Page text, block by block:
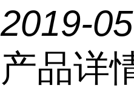
2019-
产品详